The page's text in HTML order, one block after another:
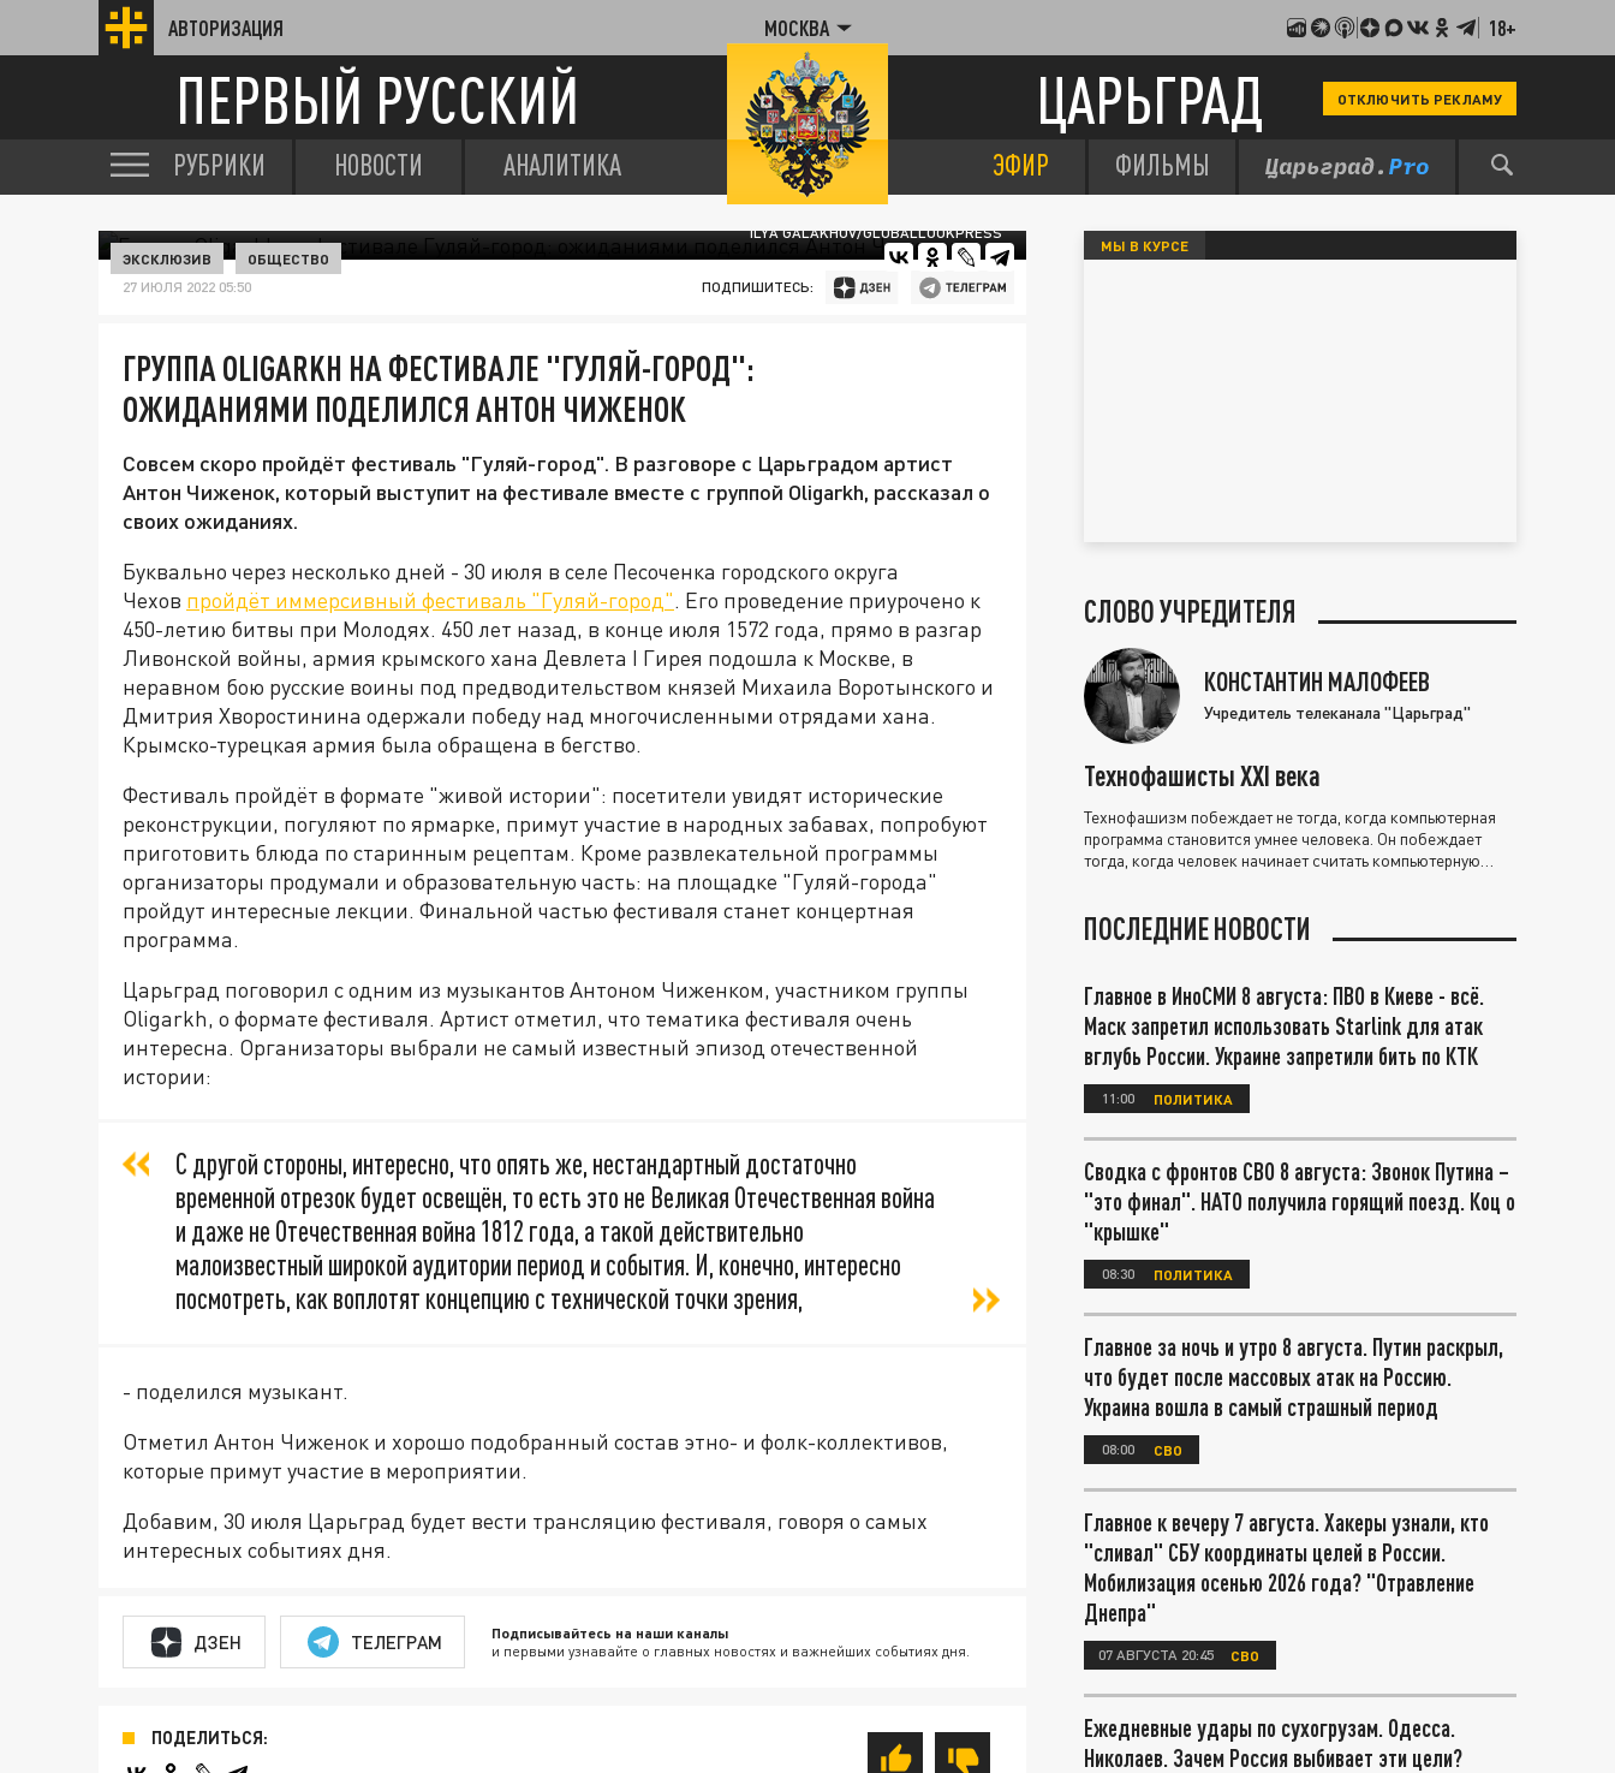
АВТОРИЗАЦИЯ МОСКВА 18+
ПЕРВЫЙ РУССКИЙ ЦАРЬГРАД ОТКЛЮЧИТЬ РЕКЛАМУ
РУБРИКИ НОВОСТИ АНАЛИТИКА ЭФИР ФИЛЬМЫ
ILYA GALAKHOV/GLOBALLOOKPRESS
ЭКСКЛЮЗИВ ОБЩЕСТВО
27 ИЮЛЯ 2022 05:50 ПОДПИШИТЕСЬ:
ГРУППА OLIGARKH НА ФЕСТИВАЛЕ "ГУЛЯЙ-ГОРОД":
ОЖИДАНИЯМИ ПОДЕЛИЛСЯ АНТОН ЧИЖЕНОК
Совсем скоро пройдёт фестиваль "Гуляй-город". В разговоре с Царьградом артист
Антон Чиженок, который выступит на фестивале вместе с группой Oligarkh, рассказал о
своих ожиданиях.
Буквально через несколько дней - 30 июля в селе Песоченка городского округа
Чехов пройдёт иммерсивный фестиваль "Гуляй-город". Его проведение приурочено к
450-летию битвы при Молодях. 450 лет назад, в конце июля 1572 года, прямо в разгар
Ливонской войны, армия крымского хана Девлета I Гирея подошла к Москве, в
неравном бою русские воины под предводительством князей Михаила Воротынского и
Дмитрия Хворостинина одержали победу над многочисленными отрядами хана.
Крымско-турецкая армия была обращена в бегство.
Фестиваль пройдёт в формате "живой истории": посетители увидят исторические
реконструкции, погуляют по ярмарке, примут участие в народных забавах, попробуют
приготовить блюда по старинным рецептам. Кроме развлекательной программы
организаторы продумали и образовательную часть: на площадке "Гуляй-города"
пройдут интересные лекции. Финальной частью фестиваля станет концертная
программа.
Царьград поговорил с одним из музыкантов Антоном Чиженком, участником группы
Oligarkh, о формате фестиваля. Артист отметил, что тематика фестиваля очень
интересна. Организаторы выбрали не самый известный эпизод отечественной
истории:
С другой стороны, интересно, что опять же, нестандартный достаточно
временной отрезок будет освещён, то есть это не Великая Отечественная война
и даже не Отечественная война 1812 года, а такой действительно
малоизвестный широкой аудитории период и события. И, конечно, интересно
посмотреть, как воплотят концепцию с технической точки зрения,
- поделился музыкант.
Отметил Антон Чиженок и хорошо подобранный состав этно- и фолк-коллективов,
которые примут участие в мероприятии.
Добавим, 30 июля Царьград будет вести трансляцию фестиваля, говоря о самых
интересных событиях дня.
ДЗЕН ТЕЛЕГРАМ Подписывайтесь на наши каналы
и первыми узнавайте о главных новостях и важнейших событиях дня.
ПОДЕЛИТЬСЯ:
МЫ В КУРСЕ
СЛОВО УЧРЕДИТЕЛЯ
КОНСТАНТИН МАЛОФЕЕВ
Учредитель телеканала "Царьград"
Технофашисты XXI века
Технофашизм побеждает не тогда, когда компьютерная
программа становится умнее человека. Он побеждает
тогда, когда человек начинает считать компьютерную
ПОСЛЕДНИЕ НОВОСТИ
Главное в ИноСМИ 8 августа: ПВО в Киеве - всё.
Маск запретил использовать Starlink для атак
вглубь России. Украине запретили бить по КТК
11:00 ПОЛИТИКА
Сводка с фронтов СВО 8 августа: Звонок Путина –
"это финал". НАТО получила горящий поезд. Коц о
"крышке"
08:30 ПОЛИТИКА
Главное за ночь и утро 8 августа. Путин раскрыл,
что будет после массовых атак на Россию.
Украина вошла в самый страшный период
08:00 СВО
Главное к вечеру 7 августа. Хакеры узнали, кто
"сливал" СБУ координаты целей в России.
Мобилизация осенью 2026 года? "Отравление
Днепра"
07 АВГУСТА 20:45 СВО
Ежедневные удары по сухогрузам. Одесса.
Николаев. Зачем Россия выбивает эти цели?